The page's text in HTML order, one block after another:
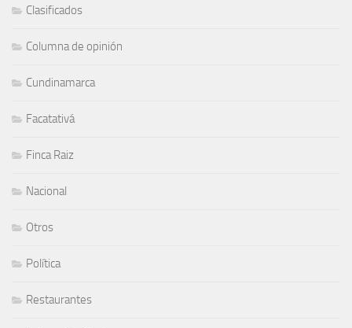
Clasificados
Columna de opinión
Cundinamarca
Facatativá
Finca Raiz
Nacional
Otros
Política
Restaurantes